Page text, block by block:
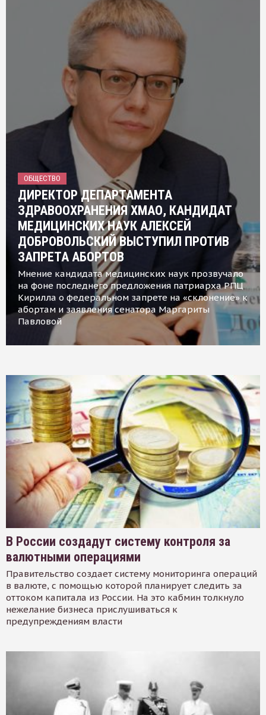
ОБЩЕСТВО
ДИРЕКТОР ДЕПАРТАМЕНТА
ЗДРАВООХРАНЕНИЯ ХМАО, КАНДИДАТ
МЕДИЦИНСКИХ НАУК АЛЕКСЕЙ
ДОБРОВОЛЬСКИЙ ВЫСТУПИЛ ПРОТИВ
ЗАПРЕТА АБОРТОВ
Мнение кандидата медицинских наук прозвучало
на фоне последнего предложения патриарха РПЦ
Кирилла о федеральном запрете на «склонение» к
абортам и заявления сенатора Маргариты
Павловой
В России создадут систему контроля за
валютными операциями
Правительство создает систему мониторинга операций
в валюте, с помощью которой планирует следить за
оттоком капитала из России. На это кабмин толкнуло
нежелание бизнеса прислушиваться к
предупреждениям власти